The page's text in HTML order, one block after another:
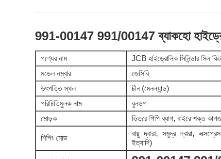
991-00147 991/00147 ব্যাকহো
পণ্যের নাম
JCB হাইড্রোলিক সিলিন্ডার সিল কিট
মডেল নম্বার
জেসিবি
উৎপত্তি স্থল
চীন (মেনল্যান্ড)
পরিচিতিমুলক নাম
বুলডগ
মোড়ক
ভিতরে পিপি ব্যাগ, বাইরে শক্ত কাগজ
শিপিং মোড
বায়ু দ্বারা, সমুদ্র দ্বারা,
ইত্যাদি)